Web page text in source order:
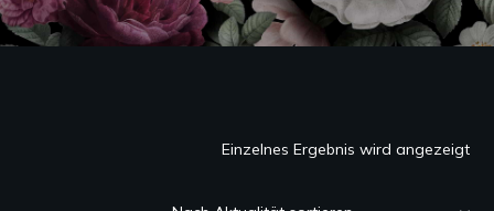
Einzelnes Ergebnis wird angezeigt